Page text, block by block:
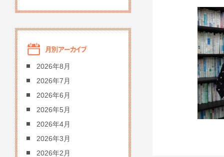
2026年8月
2026年7月
2026年6月
2026年5月
2026年4月
2026年3月
2026年2月